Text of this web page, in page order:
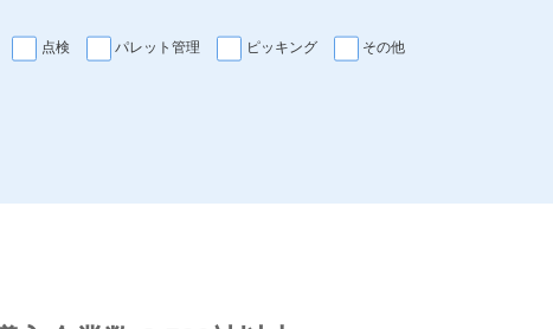
点検 パレット管理 ピッキング その他